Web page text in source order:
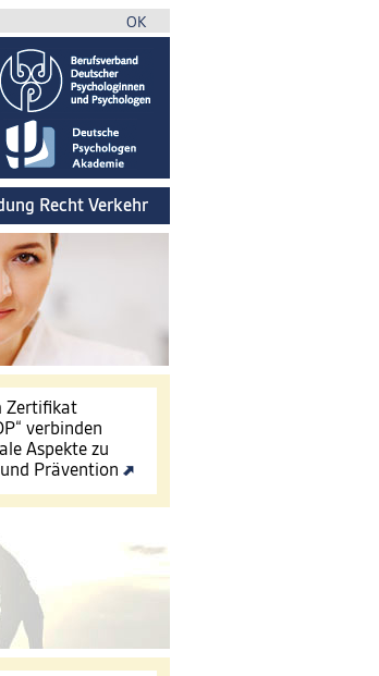
OK
Recht Verkehr
Zertifikat
verbinden
Aspekte zu
Prävention